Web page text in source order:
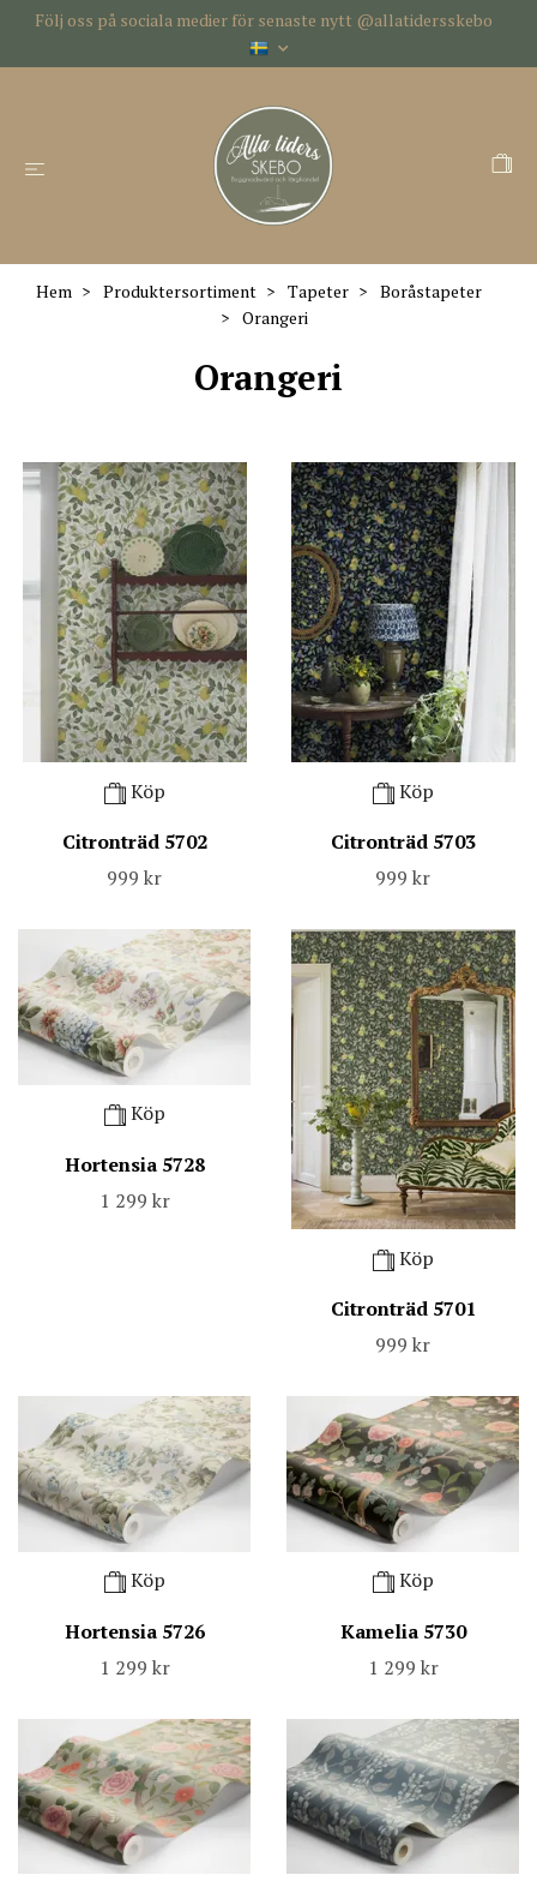
Följ oss på sociala medier för senaste nytt @allatidersskebo
Hem Produktersortiment Tapeter
Boråstapeter
Orangeri
Orangeri
Köp
Citronträd 5702
999 kr
Köp
Citronträd 5703
999 kr
Köp
Hortensia 5728
1 299 kr
Köp
Citronträd 5701
999 kr
Köp
Hortensia 5726
1 299 kr
Köp
Kamelia 5730
1 299 kr